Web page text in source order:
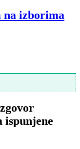
na izborima
ispunjene